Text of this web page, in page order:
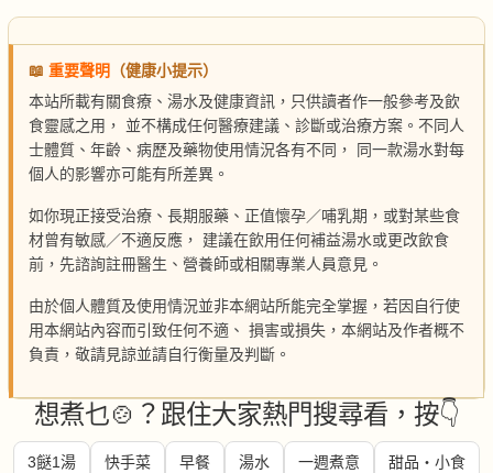
📖 重要聲明
（健康小提示）
本站所載有關食療、湯水及健康資訊，只供讀者作一般參考及飲
食靈感之用， 並不構成任何醫療建議、診斷或治療方案。不同人
士體質、年齡、病歷及藥物使用情況各有不同， 同一款湯水對每
個人的影響亦可能有所差異。
如你現正接受治療、長期服藥、正值懷孕／哺乳期，或對某些食
材曾有敏感／不適反應， 建議在飲用任何補益湯水或更改飲食
前，先諮詢註冊醫生、營養師或相關專業人員意見。
由於個人體質及使用情況並非本網站所能完全掌握，若因自行使
用本網站內容而引致任何不適、 損害或損失，本網站及作者概不
負責，敬請見諒並請自行衡量及判斷。
想煮乜🍲？跟住大家熱門搜尋看，按👇
3餸1湯 快手菜 早餐 湯水 一週煮意 甜品・小食